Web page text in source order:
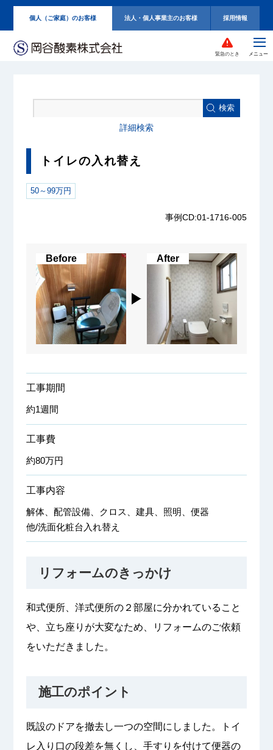
個人（ご家庭）のお客様 法人・個人事業主のお客様 採用情報
緊急のとき
検索
詳細検索
トイレの入れ替え
50～99万円
事例CD:01-1716-005
工事期間
約1週間
工事費
約80万円
工事内容
解体、配管設備、クロス、建具、照明、便器
他/洗面化粧台入れ替え
リフォームのきっかけ
和式便所、洋式便所の２部屋に分かれていること
や、立ち座りが大変なため、リフォームのご依頼
をいただきました。
施工のポイント
既設のドアを撤去し一つの空間にしました。トイ
レ入り口の段差を無くし、手すりを付けて便器の